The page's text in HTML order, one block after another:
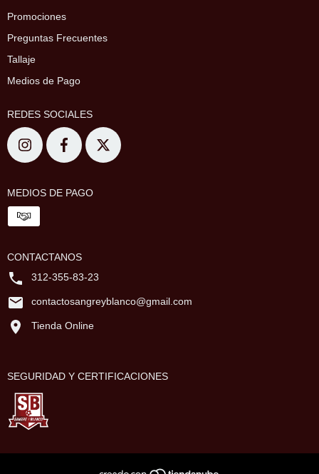
Promociones
Preguntas Frecuentes
Tallaje
Medios de Pago
REDES SOCIALES
MEDIOS DE PAGO
CONTACTANOS
312-355-83-23
contactosangreyblanco@gmail.com
Tienda Online
SEGURIDAD Y CERTIFICACIONES